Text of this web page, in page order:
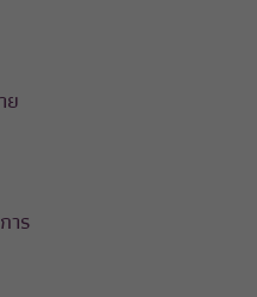
ย
าร